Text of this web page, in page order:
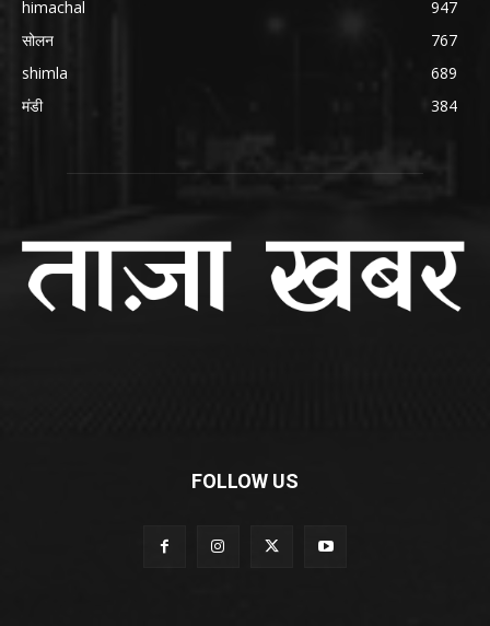
himachal
947
सोलन
767
shimla
689
मंडी
384
FOLLOW US